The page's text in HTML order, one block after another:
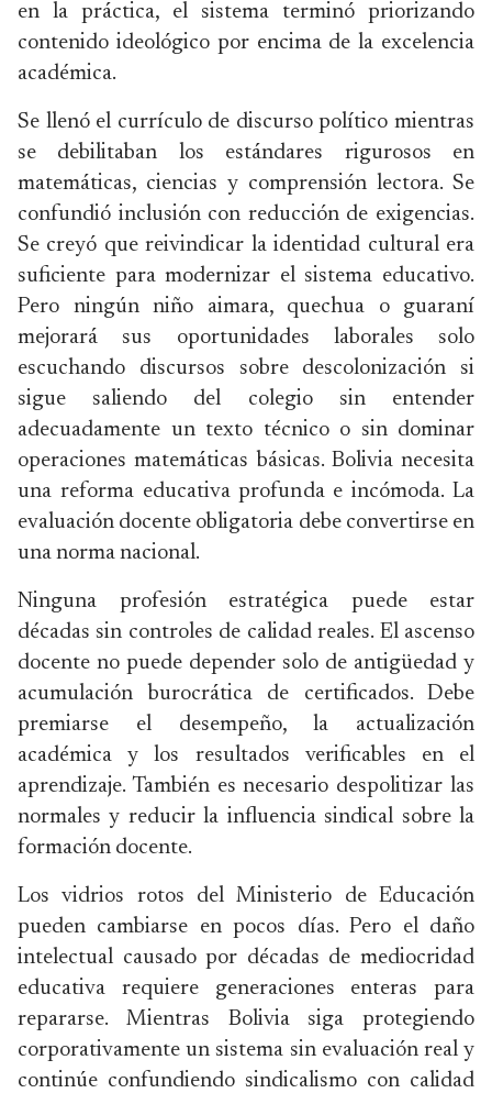
en la práctica, el sistema terminó priorizando
contenido ideológico por encima de la excelencia
académica.
Se llenó el currículo de discurso político mientras
se debilitaban los estándares rigurosos en
matemáticas, ciencias y comprensión lectora. Se
confundió inclusión con reducción de exigencias.
Se creyó que reivindicar la identidad cultural era
suficiente para modernizar el sistema educativo.
Pero ningún niño aimara, quechua o guaraní
mejorará sus oportunidades laborales solo
escuchando discursos sobre descolonización si
sigue saliendo del colegio sin entender
adecuadamente un texto técnico o sin dominar
operaciones matemáticas básicas. Bolivia necesita
una reforma educativa profunda e incómoda. La
evaluación docente obligatoria debe convertirse en
una norma nacional.
Ninguna profesión estratégica puede estar
décadas sin controles de calidad reales. El ascenso
docente no puede depender solo de antigüedad y
acumulación burocrática de certificados. Debe
premiarse el desempeño, la actualización
académica y los resultados verificables en el
aprendizaje. También es necesario despolitizar las
normales y reducir la influencia sindical sobre la
formación docente.
Los vidrios rotos del Ministerio de Educación
pueden cambiarse en pocos días. Pero el daño
intelectual causado por décadas de mediocridad
educativa requiere generaciones enteras para
repararse. Mientras Bolivia siga protegiendo
corporativamente un sistema sin evaluación real y
continúe confundiendo sindicalismo con calidad